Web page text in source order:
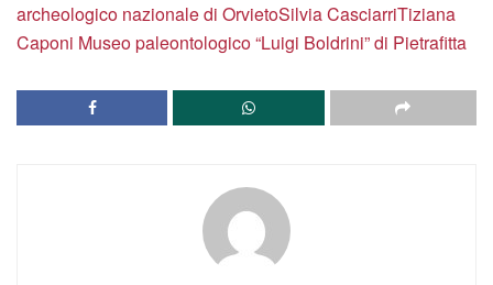
archeologico nazionale di OrvietoSilvia CasciarriTiziana
Caponi Museo paleontologico “Luigi Boldrini” di Pietrafitta